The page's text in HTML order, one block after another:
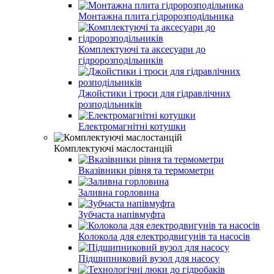
Монтажна плита гідророзподільника
Комплектуючі та аксесуари до
гідророзподільників
Джойстики і троси для гідравлічних
розподільників
Електромагнітні котушки
Комплектуючі маслостанцій
Вказівники рівня та термометри
Заливна горловина
Зубчаста напівмуфта
Колокола для електродвигунів та насосів
Підшипниковий вузол для насосу